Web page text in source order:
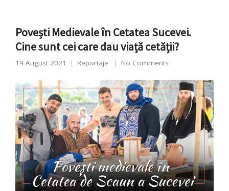
Povești Medievale în Cetatea Sucevei.
Cine sunt cei care dau viață cetății?
19 August 2021 Reportaje No Comments